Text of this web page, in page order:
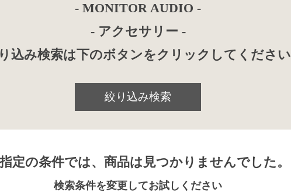
- MONITOR AUDIO -
- アクセサリー -
込み検索は下のボタンをクリックしてください
絞り込み検索
定の条件では、商品は見つかりませんでした。
検索条件を変更してお試しください